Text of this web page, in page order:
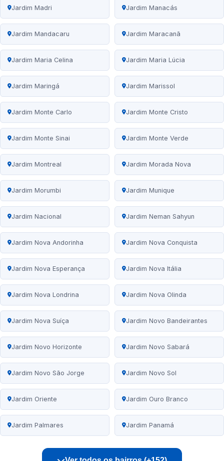
Jardim Madri Jardim Manacás
Jardim Mandacaru Jardim Maracanã
Jardim Maria Celina Jardim Maria Lúcia
Jardim Maringá Jardim Marissol
Jardim Monte Carlo Jardim Monte Cristo
Jardim Monte Sinai Jardim Monte Verde
Jardim Montreal Jardim Morada Nova
Jardim Morumbi Jardim Munique
Jardim Nacional Jardim Neman Sahyun
Jardim Nova Andorinha Jardim Nova Conquista
Jardim Nova Esperança Jardim Nova Itália
Jardim Nova Londrina Jardim Nova Olinda
Jardim Nova Suíça Jardim Novo Bandeirantes
Jardim Novo Horizonte Jardim Novo Sabará
Jardim Novo São Jorge Jardim Novo Sol
Jardim Oriente Jardim Ouro Branco
Jardim Palmares Jardim Panamá